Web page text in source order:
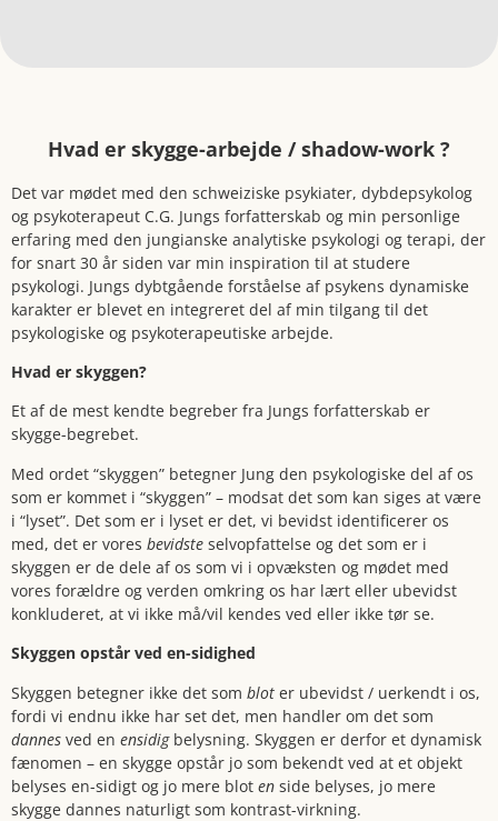
Hvad er skygge-arbejde / shadow-work ?
Det var mødet med den schweiziske psykiater, dybdepsykolog
og psykoterapeut C.G. Jungs forfatterskab og min personlige
erfaring med den jungianske analytiske psykologi og terapi, der
for snart 30 år siden var min inspiration til at studere
psykologi. Jungs dybtgående forståelse af psykens dynamiske
karakter er blevet en integreret del af min tilgang til det
psykologiske og psykoterapeutiske arbejde.
Hvad er skyggen?
Et af de mest kendte begreber fra Jungs forfatterskab er
skygge-begrebet.
Med ordet “skyggen” betegner Jung den psykologiske del af os
som er kommet i “skyggen” – modsat det som kan siges at være
i “lyset”. Det som er i lyset er det, vi bevidst identificerer os
med, det er vores bevidste selvopfattelse og det som er i
skyggen er de dele af os som vi i opvæksten og mødet med
vores forældre og verden omkring os har lært eller ubevidst
konkluderet, at vi ikke må/vil kendes ved eller ikke tør se.
Skyggen opstår ved en-sidighed
Skyggen betegner ikke det som blot er ubevidst / uerkendt i os,
fordi vi endnu ikke har set det, men handler om det som
dannes ved en ensidigbelysning. Skyggen er derfor et dynamisk
fænomen – en skygge opstår jo som bekendt ved at et objekt
belyses en-sidigt og jo mere blot en side belyses, jo mere
skygge dannes naturligt som kontrast-virkning.